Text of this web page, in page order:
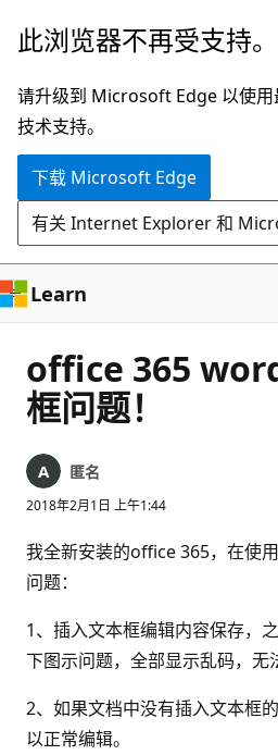
跳
主
要
内
此浏览器不再受支持。
请升级到 Microsoft Edge 以使用
技术支持。
下载 Microsoft Edge
有关 Internet Explorer 和
Learn
office 365
框问题！
匿名
2018年2月1日 上午1:44
我全新安装的office 365，在使
问题：
1、插入文本框编辑内容保存，
下图示问题，全部显示乱码，无
2、如果文档中没有插入文本框
以正常编辑。